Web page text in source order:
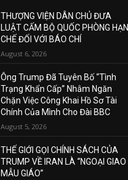
THƯỢNG VIỆN DÂN CHỦ ĐƯA
LUẬT CẤM BỘ QUỐC PHÒNG HẠN
CHẾ ĐỐI VỚI BÁO CHÍ
August 6, 2026
Ông Trump Đã Tuyên Bố “Tình
Trạng Khẩn Cấp” Nhằm Ngăn
Chặn Việc Công Khai Hồ Sơ Tài
Chính Của Mình Cho Đài BBC
August 5, 2026
THẾ GIỚI GỌI CHÍNH SÁCH CỦA
TRUMP VỀ IRAN LÀ “NGOẠI GIAO
MẪU GIÁO”